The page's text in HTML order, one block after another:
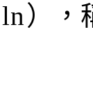
），